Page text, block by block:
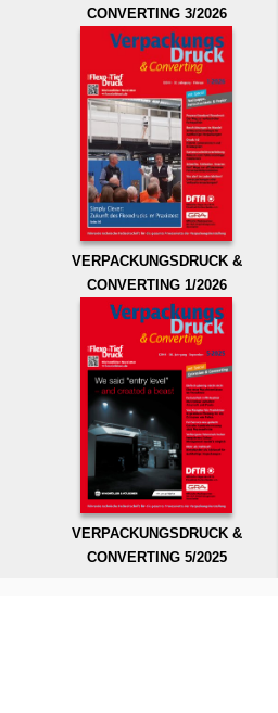
CONVERTING 3/2026
VERPACKUNGSDRUCK &
CONVERTING 1/2026
VERPACKUNGSDRUCK &
CONVERTING 5/2025